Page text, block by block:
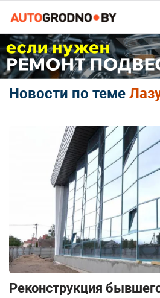
Новости по теме
Реконструкция